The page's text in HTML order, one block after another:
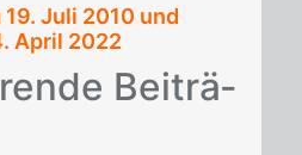
19. Juli 2010 und
April 2022
Bei­trä­